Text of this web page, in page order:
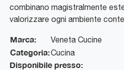
combinano magistralmente
valorizzare ogni ambiente
Marca: Veneta Cucine
Categoria:Cucina
Disponibile presso: